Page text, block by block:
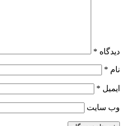
دیدگاه *
نام *
ایمیل *
وب‌ سایت